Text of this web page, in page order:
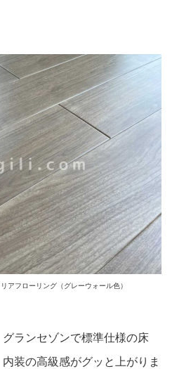
アフローリング（グレーウォール色）
ランセゾンで標準仕様の床
装の高級感がグッと上がりま